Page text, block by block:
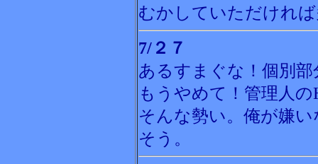
むかしていただけれ
7/２７
あるすまぐな！個別
もうやめて！管理人
そんな勢い。俺が嫌
そう。